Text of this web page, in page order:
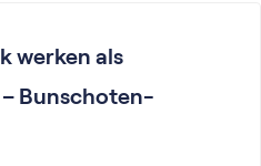
werken als
Bunschoten-